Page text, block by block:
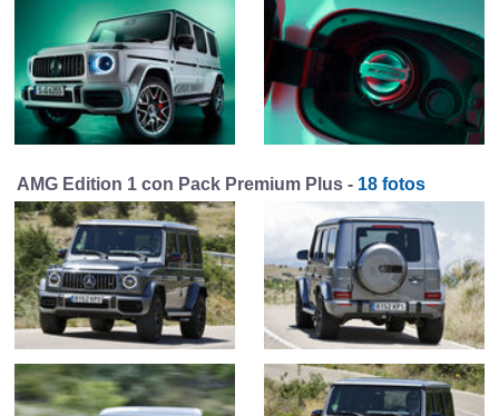
AMG Edition 1 con Pack Premium Plus - 18 fotos